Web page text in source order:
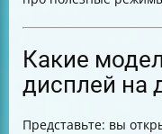
Уход за
Итог
Какие
дисплей на
Представьте: вы